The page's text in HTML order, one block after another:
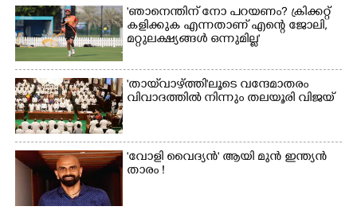
'ഞാനെന്തിന് നോ പറയണം? ക്രിക്കറ്റ്
കളിക്കുക എന്നതാണ് എന്റെ ജോലി,
മറ്റുലക്ഷ്യങ്ങൾ ഒന്നുമില്ല'
'തായ്‌വാഴ്ത്തി'ലൂടെ വന്ദേമാതരം
വിവാദത്തിൽ നിന്നും തലയൂരി വിജയ്
'വോളി വൈദ്യൻ' ആയി മുൻ ഇന്ത്യൻ
താരം !